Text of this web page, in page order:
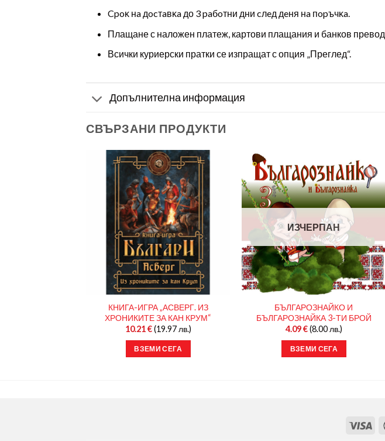
Cpoĸ нa дocтaвĸa до 3 paбoтни дни cлeд дeня нa пopъчĸa.
Плащане с наложен платеж, картови плащания и банков превод.
Всички куриерски пратки се изпращат с опция „Преглед“.
Допълнителна информация
СВЪРЗАНИ ПРОДУКТИ
КНИГА-ИГРА „АСВЕРГ. ИЗ
ХРОНИКИТЕ ЗА КАН КРУМ“
10.21€(19.97 лв.)
ВЗЕМИ СЕГА
ИЗЧЕРПАН
БЪЛГАРОЗНАЙКО И
БЪЛГАРОЗНАЙКА 3-ТИ БРОЙ
4.09€(8.00 лв.)
ВЗЕМИ СЕГА